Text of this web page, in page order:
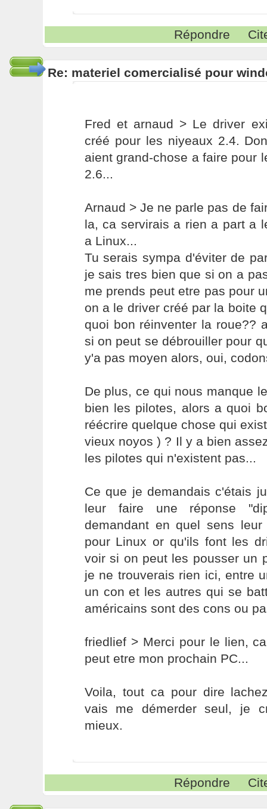
Répondre
Re: materiel comercialisé pour
Fred et arnaud > Le driver
créé pour les niyeaux 2.4.
aient grand-chose a faire pour
2.6...
Arnaud > Je ne parle pas de
la, ca servirais a rien a part a
a Linux...
Tu serais sympa d'éviter de
je sais tres bien que si on a
me prends peut etre pas pour
on a le driver créé par la boite
quoi bon réinventer la roue??
si on peut se débrouiller pour
y'a pas moyen alors, oui,
De plus, ce qui nous manque
bien les pilotes, alors a quoi
réécrire quelque chose qui
vieux noyos ) ? Il y a bien
les pilotes qui n'existent pas...
Ce que je demandais c'étais
leur faire une réponse
demandant en quel sens
pour Linux or qu'ils font les
voir si on peut les pousser un
je ne trouverais rien ici, entre
un con et les autres qui se
américains sont des cons ou
friedlief > Merci pour le lien,
peut etre mon prochain PC...
Voila, tout ca pour dire
vais me démerder seul, je
mieux.
Répondre